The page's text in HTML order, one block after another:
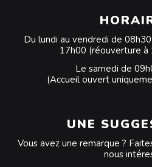
Du lundi au vendredi de
17h00 (réouverture à
Le samedi de
(Accueil ouvert
UNE
Vous avez une remarque ?
nous